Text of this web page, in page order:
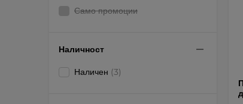
Само промоции
Наличност
Наличен (3)